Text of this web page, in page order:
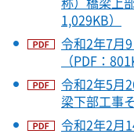
1,029KB）
令和2年7月
（PDF：
令和2年5月
梁下部工事
令和2年2月